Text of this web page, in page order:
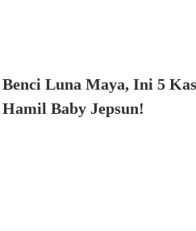
Benci Luna Maya, Ini 5
Hamil Baby Jepsun!